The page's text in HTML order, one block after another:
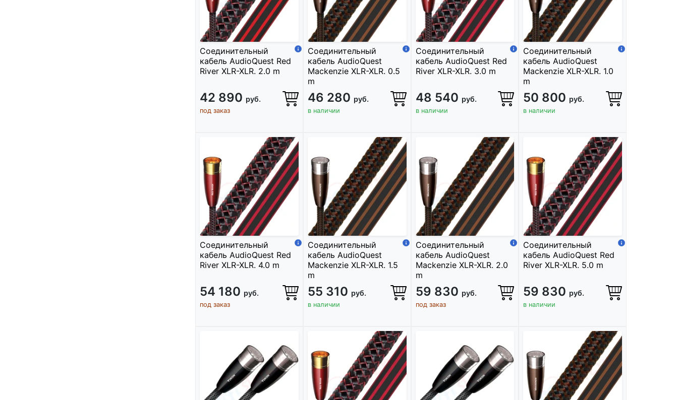
Соединительный
кабель AudioQuest Red
River XLR-XLR. 2.0 m
42 890 руб.
под заказ
Соединительный
кабель AudioQuest
Mackenzie XLR-XLR. 0.5
m
46 280 руб.
в наличии
Соединительный
кабель AudioQuest Red
River XLR-XLR. 3.0 m
48 540 руб.
в наличии
Соединительный
кабель AudioQuest
Mackenzie XLR-XLR. 1.0
m
50 800 руб.
в наличии
Соединительный
кабель AudioQuest Red
River XLR-XLR. 4.0 m
54 180 руб.
под заказ
Соединительный
кабель AudioQuest
Mackenzie XLR-XLR. 1.5
m
55 310 руб.
в наличии
Соединительный
кабель AudioQuest
Mackenzie XLR-XLR. 2.0
m
59 830 руб.
под заказ
Соединительный
кабель AudioQuest Red
River XLR-XLR. 5.0 m
59 830 руб.
в наличии